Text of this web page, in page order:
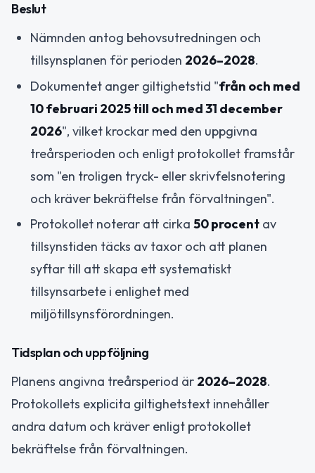
Beslut
Nämnden antog behovsutredningen och
tillsynsplanen för perioden 2026–2028.
Dokumentet anger giltighetstid "från och med
10 februari 2025 till och med 31 december
2026", vilket krockar med den uppgivna
treårsperioden och enligt protokollet framstår
som "en troligen tryck- eller skrivfelsnotering
och kräver bekräftelse från förvaltningen".
Protokollet noterar att cirka 50 procent av
tillsynstiden täcks av taxor och att planen
syftar till att skapa ett systematiskt
tillsynsarbete i enlighet med
miljötillsynsförordningen.
Tidsplan och uppföljning
Planens angivna treårsperiod är 2026–2028.
Protokollets explicita giltighetstext innehåller
andra datum och kräver enligt protokollet
bekräftelse från förvaltningen.